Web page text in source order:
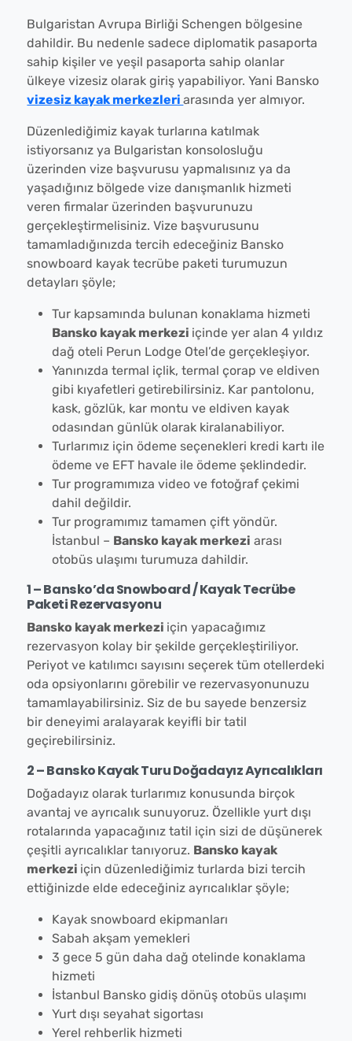
Bulgaristan Avrupa Birliği Schengen bölgesine
dahildir. Bu nedenle sadece diplomatik pasaporta
sahip kişiler ve yeşil pasaporta sahip olanlar
ülkeye vizesiz olarak giriş yapabiliyor. Yani Bansko
vizesiz kayak merkezleriarasında yer almıyor.
Düzenlediğimiz kayak turlarına katılmak
istiyorsanız ya Bulgaristan konsolosluğu
üzerinden vize başvurusu yapmalısınız ya da
yaşadığınız bölgede vize danışmanlık hizmeti
veren firmalar üzerinden başvurunuzu
gerçekleştirmelisiniz. Vize başvurusunu
tamamladığınızda tercih edeceğiniz Bansko
snowboard kayak tecrübe paketi turumuzun
detayları şöyle;
Tur kapsamında bulunan konaklama hizmeti
Bansko kayak merkezi içinde yer alan 4 yıldız
dağ oteli Perun Lodge Otel’de gerçekleşiyor.
Yanınızda termal içlik, termal çorap ve eldiven
gibi kıyafetleri getirebilirsiniz. Kar pantolonu,
kask, gözlük, kar montu ve eldiven kayak
odasından günlük olarak kiralanabiliyor.
Turlarımız için ödeme seçenekleri kredi kartı ile
ödeme ve EFT havale ile ödeme şeklindedir.
Tur programımıza video ve fotoğraf çekimi
dahil değildir.
Tur programımız tamamen çift yöndür.
İstanbul – Bansko kayak merkezi arası
otobüs ulaşımı turumuza dahildir.
1 – Bansko’da Snowboard / Kayak Tecrübe
Paketi Rezervasyonu
Bansko kayak merkezi için yapacağımız
rezervasyon kolay bir şekilde gerçekleştiriliyor.
Periyot ve katılımcı sayısını seçerek tüm otellerdeki
oda opsiyonlarını görebilir ve rezervasyonunuzu
tamamlayabilirsiniz. Siz de bu sayede benzersiz
bir deneyimi aralayarak keyifli bir tatil
geçirebilirsiniz.
2 – Bansko Kayak Turu Doğadayız Ayrıcalıkları
Doğadayız olarak turlarımız konusunda birçok
avantaj ve ayrıcalık sunuyoruz. Özellikle yurt dışı
rotalarında yapacağınız tatil için sizi de düşünerek
çeşitli ayrıcalıklar tanıyoruz. Bansko kayak
merkezi için düzenlediğimiz turlarda bizi tercih
ettiğinizde elde edeceğiniz ayrıcalıklar şöyle;
Kayak snowboard ekipmanları
Sabah akşam yemekleri
3 gece 5 gün daha dağ otelinde konaklama
hizmeti
İstanbul Bansko gidiş dönüş otobüs ulaşımı
Yurt dışı seyahat sigortası
Yerel rehberlik hizmeti